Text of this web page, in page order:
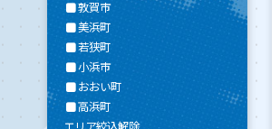
敦賀市
美浜町
若狭町
小浜市
おおい町
高浜町